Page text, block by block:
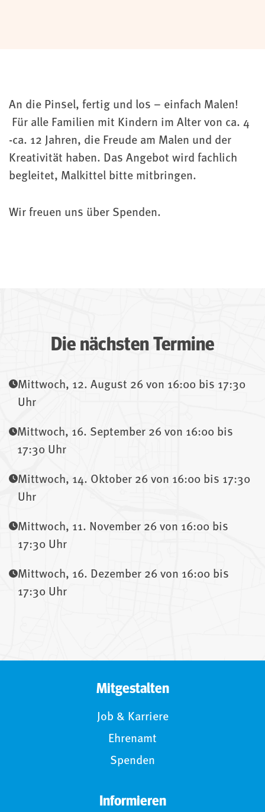
An die Pinsel, fertig und los – einfach Malen!
Für alle Familien mit Kindern im Alter von ca. 4
-ca. 12 Jahren, die Freude am Malen und der
Kreativität haben. Das Angebot wird fachlich
begleitet, Malkittel bitte mitbringen.
Wir freuen uns über Spenden.
Die nächsten Termine
Mittwoch, 12. August 26 von 16:00 bis 17:30
Uhr
Mittwoch, 16. September 26 von 16:00 bis
17:30 Uhr
Mittwoch, 14. Oktober 26 von 16:00 bis 17:30
Uhr
Mittwoch, 11. November 26 von 16:00 bis
17:30 Uhr
Mittwoch, 16. Dezember 26 von 16:00 bis
17:30 Uhr
Mitgestalten
Job & Karriere
Ehrenamt
Spenden
Informieren